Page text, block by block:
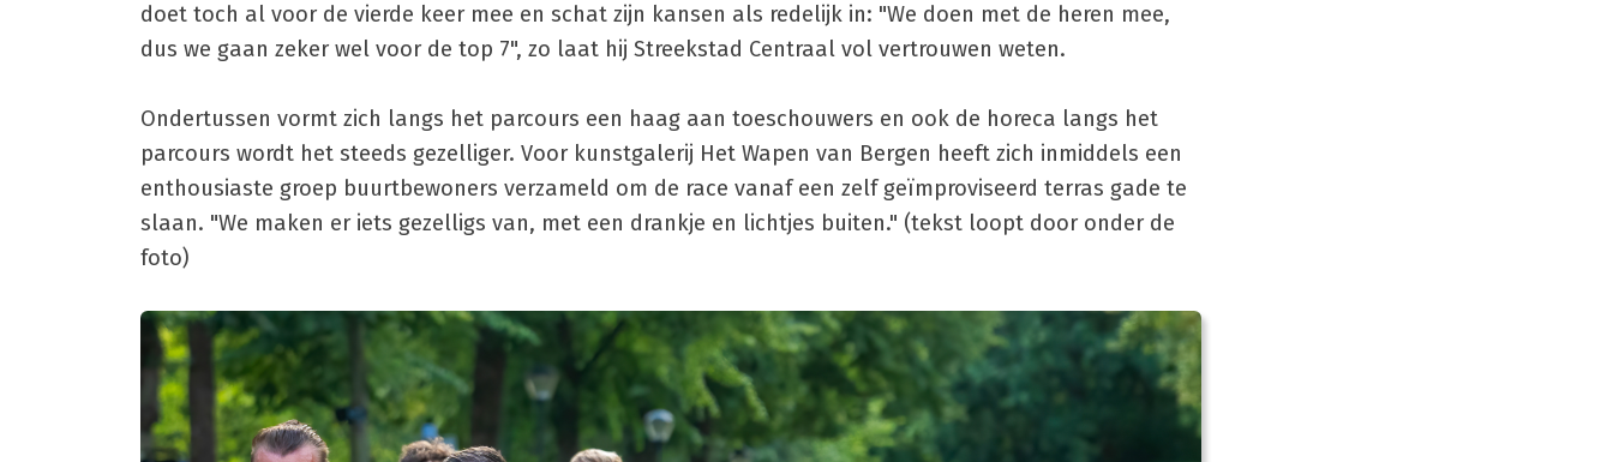
doet toch al voor de vierde keer mee en schat zijn kansen als redelijk in: "We doen met de heren mee,
dus we gaan zeker wel voor de top 7", zo laat hij Streekstad Centraal vol vertrouwen weten.
Ondertussen vormt zich langs het parcours een haag aan toeschouwers en ook de horeca langs het
parcours wordt het steeds gezelliger. Voor kunstgalerij Het Wapen van Bergen heeft zich inmiddels een
enthousiaste groep buurtbewoners verzameld om de race vanaf een zelf geïmproviseerd terras gade te
slaan. "We maken er iets gezelligs van, met een drankje en lichtjes buiten." (tekst loopt door onder de
foto)